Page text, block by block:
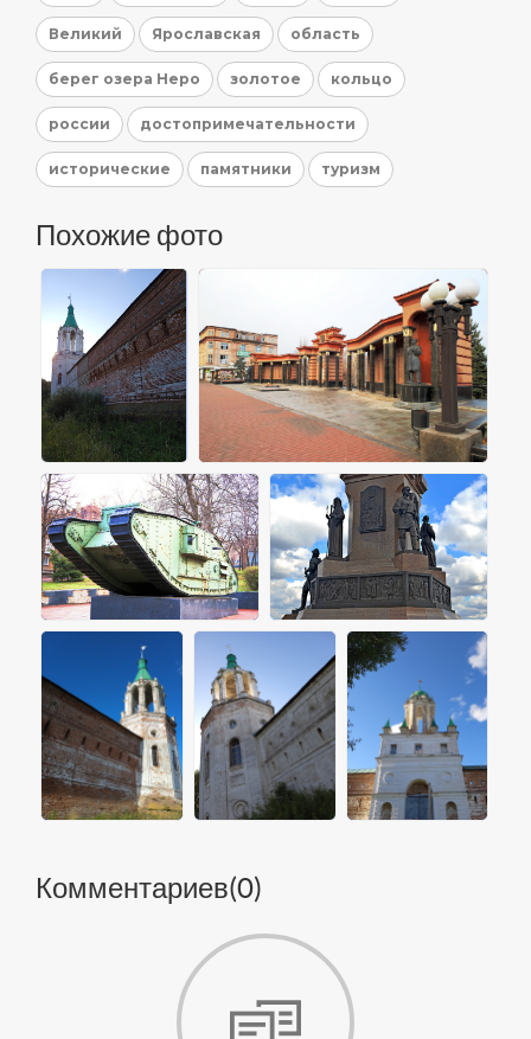
Великий Ярославская область
берег озера Неро золотое кольцо
россии достопримечательности
исторические памятники туризм
Похожие фото
Комментариев(0)